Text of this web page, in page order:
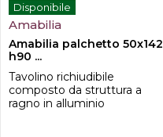
Disponibile
Amabilia
Amabilia palchetto 50x142
h90 ...
Tavolino richiudibile
composto da struttura a
ragno in alluminio